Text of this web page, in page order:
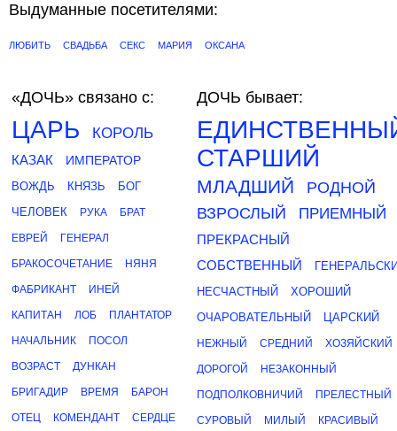
Выдуманные посетителями:
ЛЮБИТЬ СВАДЬБА СЕКС МАРИЯ ОКСАНА
«ДОЧЬ» связано с:
ЦАРЬ КОРОЛЬ
КАЗАК ИМПЕРАТОР
ВОЖДЬ КНЯЗЬ
БОГ
ЧЕЛОВЕК
РУКА БРАТ
ЕВРЕЙ ГЕНЕРАЛ
БРАКОСОЧЕТАНИЕ НЯНЯ
ФАБРИКАНТ ИНЕЙ
КАПИТАН ЛОБ ПЛАНТАТОР
НАЧАЛЬНИК ПОСОЛ
ВОЗРАСТ ДУНКАН
БРИГАДИР ВРЕМЯ БАРОН
ОТЕЦ КОМЕНДАНТ СЕРДЦЕ
ДОЧЬ бывает:
СТАРШИЙ
МЛАДШИЙ
РОДНОЙ
ВЗРОСЛЫЙ
ПРИЕМНЫЙ
ПРЕКРАСНЫЙ
СОБСТВЕННЫЙ
НЕСЧАСТНЫЙ
ХОРОШИЙ
ОЧАРОВАТЕЛЬНЫЙ
ЦАРСКИЙ
НЕЖНЫЙ СРЕДНИЙ ХОЗЯЙСКИЙ
ДОРОГОЙ НЕЗАКОННЫЙ
ПОДПОЛКОВНИЧИЙ ПРЕЛЕСТНЫЙ
СУРОВЫЙ МИЛЫЙ КРАСИВЫЙ